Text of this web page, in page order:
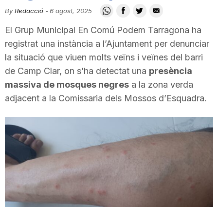
i
u
t
a
t
d
By Redacció -6 agost, 2025
El Grup Municipal En Comú Podem Tarragona ha
registrat una instància a l’Ajuntament per denunciar
la situació que viuen molts veïns i veïnes del barri
de Camp Clar, on s’ha detectat una presència
massiva de mosques negres a la zona verda
adjacent a la Comissaria dels Mossos d’Esquadra.